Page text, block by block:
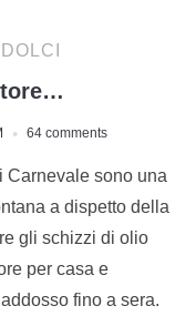
64 comments
sono una
a dispetto della
gli schizzi di olio
per casa e
fino a sera.